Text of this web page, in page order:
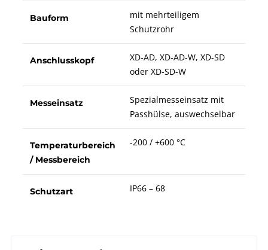
Bauform
mit mehrteiligem
Schutzrohr
Anschlusskopf
XD-AD, XD-AD-W, XD-SD
oder XD-SD-W
Messeinsatz
Spezialmesseinsatz mit
Passhülse, auswechselbar
Temperaturbereich
/ Messbereich
-200 / +600 °C
Schutzart IP66 – 68